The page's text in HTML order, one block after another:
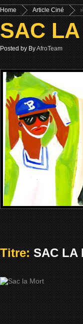
Home Article Ciné
SAC
Posted by ByAfroTeam
Titre:SAC LA